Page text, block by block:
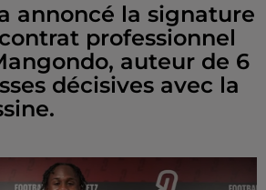
annoncé la signature
professionnel
auteur de 6
décisives avec la